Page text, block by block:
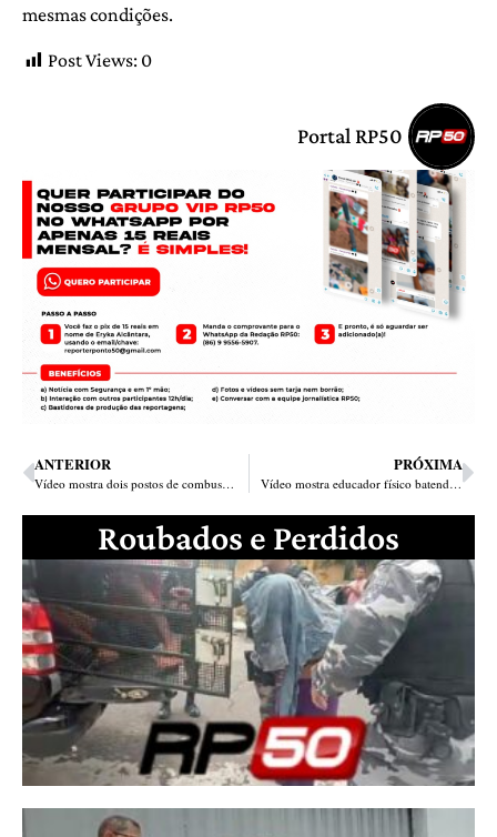
mesmas condições.
Post Views: 0
Portal RP50
ANTERIOR
Vídeo mostra dois postos de combustíveis sendo assaltados em apenas 1h em Teresina
PRÓXIMA
Vídeo mostra educador físico batendo em mulher e em homem num bar em Esperantina no Piauí
Roubados e Perdidos